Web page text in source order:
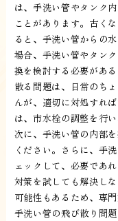
は、手洗い管やタンク
ことがあります。古く
ると、手洗い管からの
場合、手洗い管やタン
換を検討する必要があ
散る問題は、日常のち
んが、適切に対処すれ
は、市水栓の調整を行
次に、手洗い管の内部
ください。さらに、手
ェックして、必要であ
対策を試しても解決し
可能性もあるため、専
手洗い管の飛び散り問